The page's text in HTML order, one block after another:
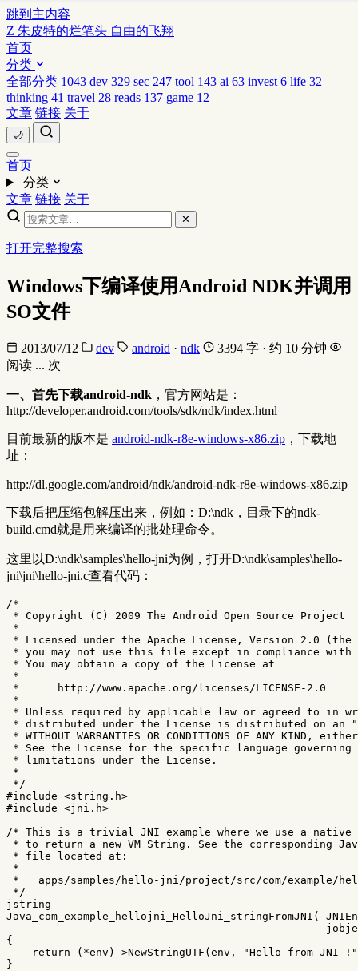
跳到主内容
Z 朱皮特的烂笔头 自由的飞翔
首页
分类
全部分类 1043 dev 329 sec 247 tool 143 ai 63 invest 6 life 32
thinking 41 travel 28 reads 137 game 12
文章 链接 关于
🌙
首页
分类
文章 链接 关于
✕
打开完整搜索
Windows下编译使用Android NDK并调用
SO文件
2013/07/12 dev android · ndk
3394 字 · 约 10 分钟
阅读 ... 次
一、首先下载android-ndk ，官方网站是：
http://developer.android.com/tools/sdk/ndk/index.html
目前最新的版本是 android-ndk-r8e-windows-x86.zip ，下载地
址：
http://dl.google.com/android/ndk/android-ndk-r8e-windows-x86.zip
下载后把压缩包解压出来，例如：D:\ndk，目录下的ndk-
build.cmd就是用来编译的批处理命令。
这里以D:\ndk\samples\hello-jni为例，打开D:\ndk\samples\hello-
jni\jni\hello-jni.c查看代码：
/*
* Copyright (C) 2009 The Android Open Source Project
*
* Licensed under the Apache License, Version 2.0
* you may not use this file except in compliance with
* You may obtain a copy of the License at
*
*      http://www.apache.org/licenses/LICENSE-2.0
*
* Unless required by applicable law or agreed to in
* distributed under the License is distributed on an
* WITHOUT WARRANTIES OR CONDITIONS OF ANY KIND,
* See the License for the specific language governing
* limitations under the License.
*
*/
#include <string.h>
#include <jni.h>
/* This is a trivial JNI example where we use a native
* to return a new VM String. See the corresponding
* file located at:
*
*   apps/samples/hello-jni/project/src/com/example/
*/
jstring
Java_com_example_hellojni_HelloJni_stringFromJNI (
{
return
( *env ) ->NewStringUTF ( env ,
"Hello from JNI !"
}